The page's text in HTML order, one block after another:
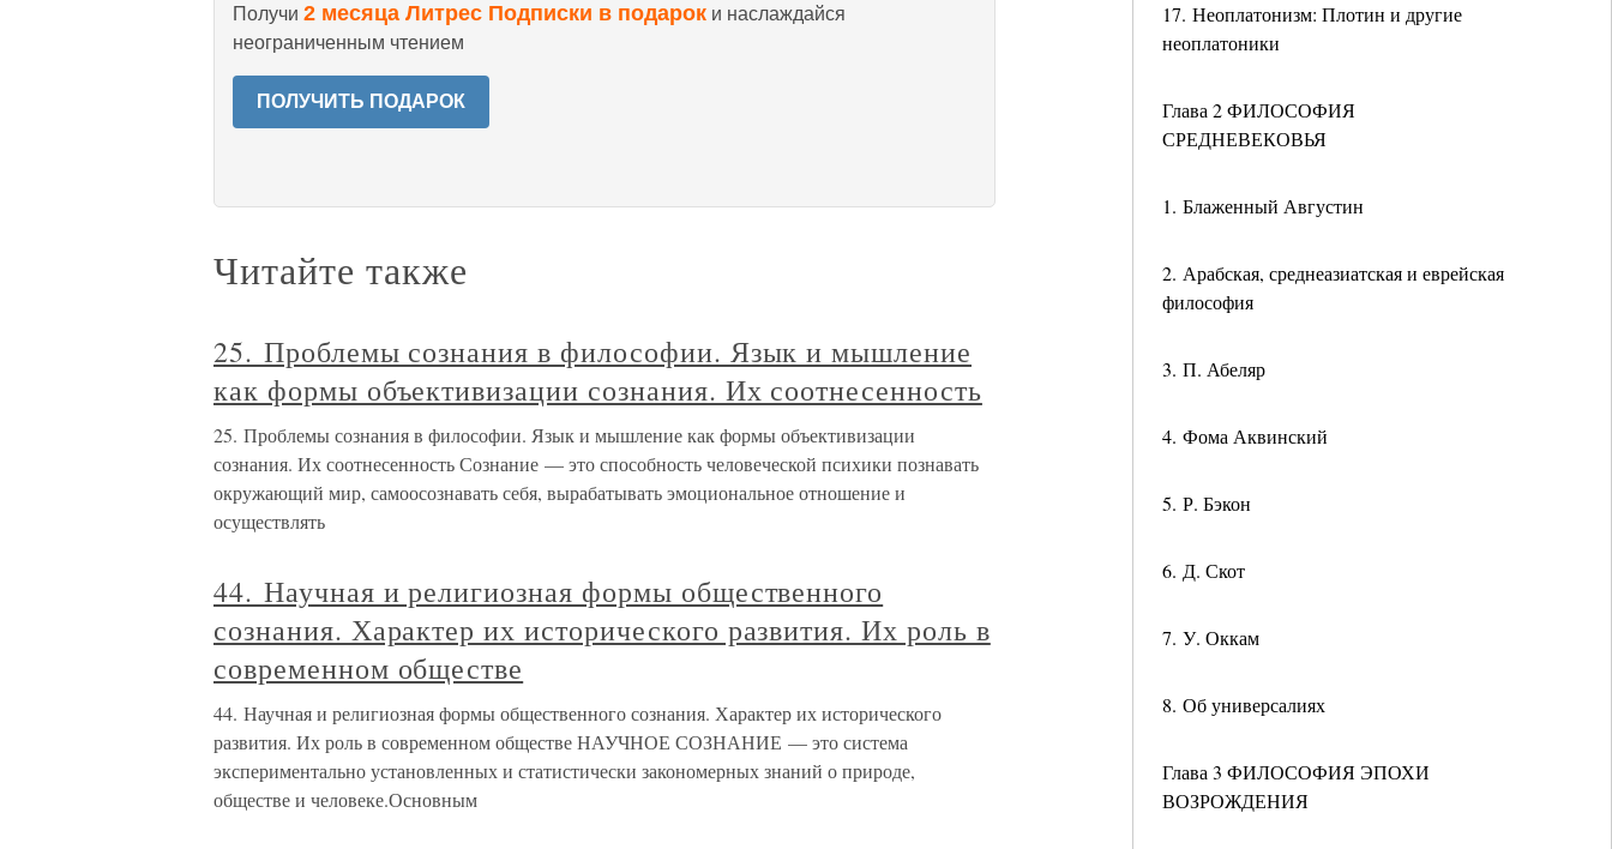
17. Неоплатонизм: Плотин и другие
неоплатоники
Глава 2 ФИЛОСОФИЯ
СРЕДНЕВЕКОВЬЯ
1. Блаженный Августин
2. Арабская, среднеазиатская и еврейская
философия
3. П. Абеляр
4. Фома Аквинский
5. Р. Бэкон
6. Д. Скот
7. У. Оккам
8. Об универсалиях
Глава 3 ФИЛОСОФИЯ ЭПОХИ
ВОЗРОЖДЕНИЯ
Получи 2 месяца Литрес Подписки в подарок и наслаждайся
неограниченным чтением
ПОЛУЧИТЬ ПОДАРОК
Читайте также
25. Проблемы сознания в философии. Язык и мышление
как формы объективизации сознания. Их соотнесенность
25. Проблемы сознания в философии. Язык и мышление как формы объективизации
сознания. Их соотнесенность Сознание — это способность человеческой психики познавать
окружающий мир, самоосознавать себя, вырабатывать эмоциональное отношение и
осуществлять
44. Научная и религиозная формы общественного
сознания. Характер их исторического развития. Их роль в
современном обществе
44. Научная и религиозная формы общественного сознания. Характер их исторического
развития. Их роль в современном обществе НАУЧНОЕ СОЗНАНИЕ — это система
экспериментально установленных и статистически закономерных знаний о природе,
обществе и человеке.Основным